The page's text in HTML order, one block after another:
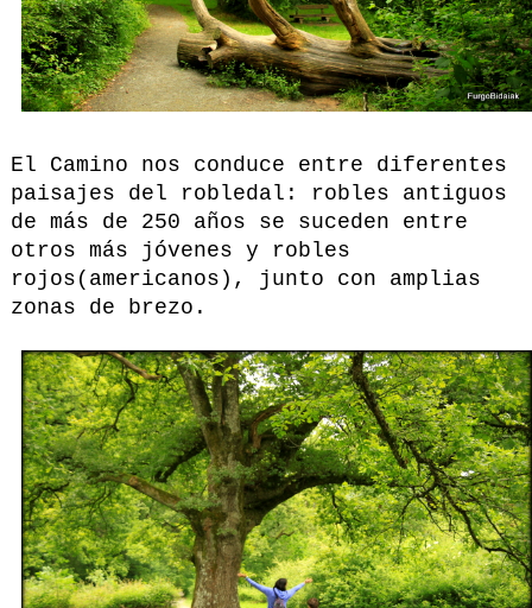
El Camino nos conduce entre diferentes
paisajes del robledal: robles antiguos
de más de 250 años se suceden entre
otros más jóvenes y robles
rojos(americanos), junto con amplias
zonas de brezo.